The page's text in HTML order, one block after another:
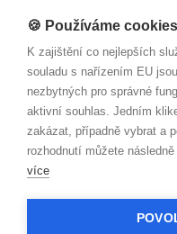
Italské prázdniny s
Zjistit více
🍪 Používáme
K zajištění co nejlepších
souladu s nařízením EU
nezbytných pro správné
aktivní souhlas. Jedním
zakázat, případně vybrat a
rozhodnutí můžete
více